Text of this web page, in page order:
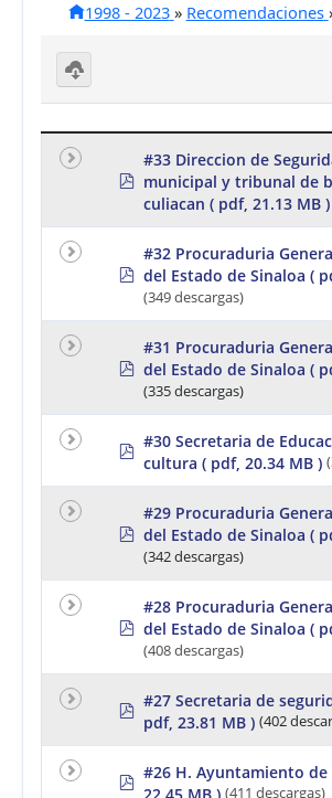
1998 - 2023 » Recomendaciones
w
nl
o
le
ct
p
#33 Direccion de
municipal y tribunal de
culiacan ( pdf, 21.13 MB )
p
#32 Procuraduria
del Estado de Sinaloa (
(349 descargas)
p
#31 Procuraduria
del Estado de Sinaloa (
(335 descargas)
p
f
#30 Secretaria de
cultura ( pdf, 20.34 MB )
p
#29 Procuraduria
del Estado de Sinaloa (
(342 descargas)
p
#28 Procuraduria
del Estado de Sinaloa (
(408 descargas)
p
f
#27 Secretaria de
pdf, 23.81 MB ) (402
p #26 H. Ayuntamiento de
22.45 MB ) (411 descargas)